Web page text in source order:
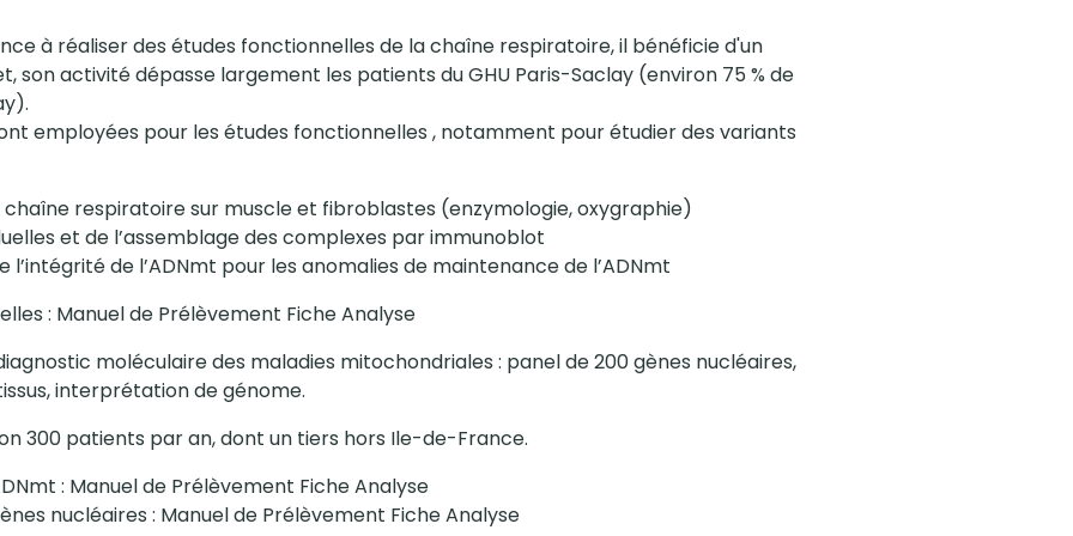
à réaliser des études fonctionnelles de la chaîne respiratoire, il bénéficie d'un
son activité dépasse largement les patients du GHU Paris-Saclay (environ 75 % de
employées pour les études fonctionnelles , notamment pour étudier des variants
chaîne respiratoire sur muscle et fibroblastes (enzymologie, oxygraphie)
et de l’assemblage des complexes par immunoblot
l’intégrité de l’ADNmt pour les anomalies de maintenance de l’ADNmt
: Manuel de Prélèvement Fiche Analyse
moléculaire des maladies mitochondriales : panel de 200 gènes nucléaires,
interprétation de génome.
300 patients par an, dont un tiers hors Ile-de-France.
: Manuel de Prélèvement Fiche Analyse
nucléaires : Manuel de Prélèvement Fiche Analyse